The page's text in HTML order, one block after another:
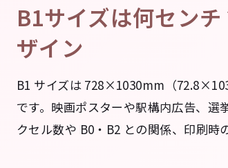
B1サイズは何セン
ザイン
B1 サイズは 728×1030mm（
です。映画ポスターや駅構内広告、
クセル数や B0・B2 との関係、印刷時